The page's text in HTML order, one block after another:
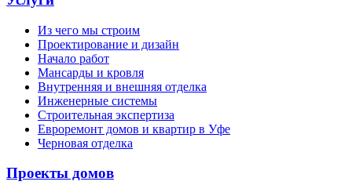
Из чего мы строим
Проектирование и дизайн
Начало работ
Мансарды и кровля
Внутренняя и внешняя отделка
Инженерные системы
Строительная экспертиза
Евроремонт домов и квартир в Уфе
Черновая отделка
Проекты домов